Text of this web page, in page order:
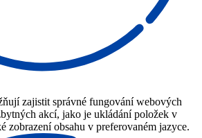
zajistit správné fungování webových
akcí, jako je ukládání položek v
zobrazení obsahu v preferovaném jazyce.